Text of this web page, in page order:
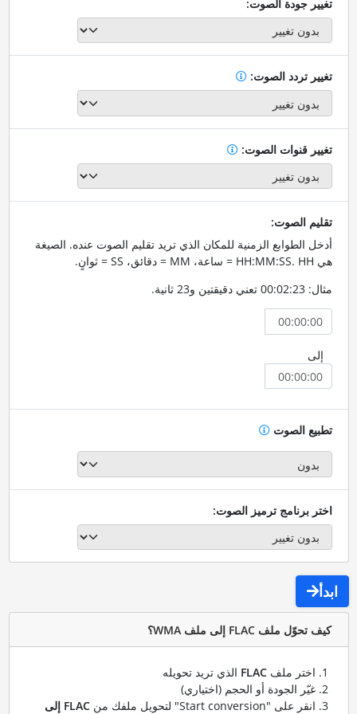
تغيير جودة الصوت:
تغيير تردد الصوت:
تغيير قنوات الصوت:
تقليم الصوت:
أدخل الطوابع الزمنية للمكان الذي تريد تقليم الصوت عنده. الصيغة
هي HH:MM:SS. HH = ساعة، MM = دقائق، SS = ثوانٍ.
مثال: 00:02:23 تعني دقيقتين و23 ثانية.
إلى
تطبيع الصوت
اختر برنامج ترميز الصوت:
ابدأ
كيف تحوّل ملف FLAC إلى ملف WMA؟
اختر ملف FLACالذي تريد تحويله
غيّر الجودة أو الحجم (اختياري)
انقر على "Start conversion" لتحويل ملفك من
FLAC إلى